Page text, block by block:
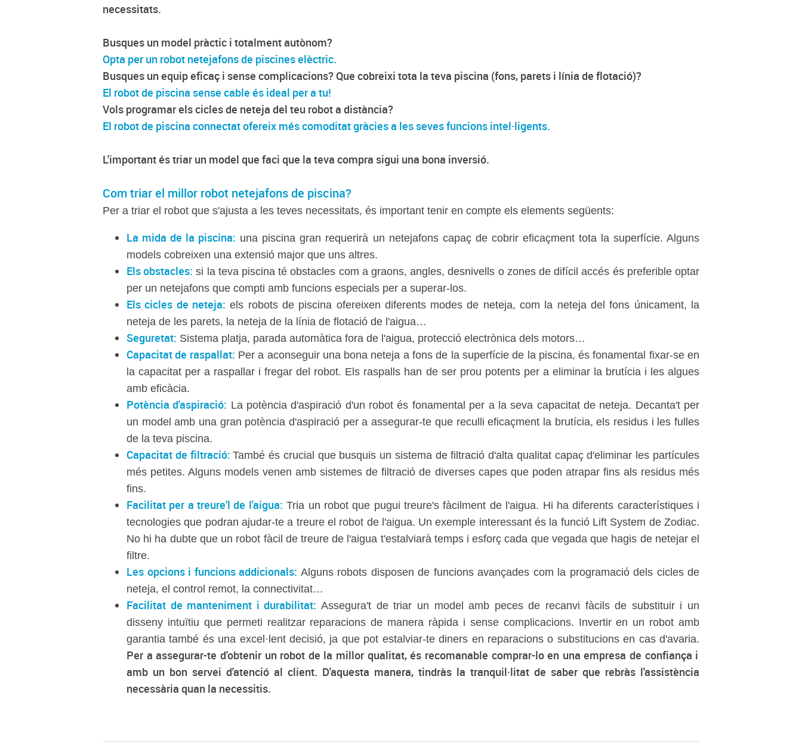
necessitats.
Busques un model pràctic i totalment autònom?
Opta per un robot netejafons de piscines elèctric.
Busques un equip eficaç i sense complicacions? Que cobreixi tota la teva piscina (fons, parets i línia de flotació)?
El robot de piscina sense cable és ideal per a tu!
Vols programar els cicles de neteja del teu robot a distància?
El robot de piscina connectat ofereix més comoditat gràcies a les seves funcions intel·ligents.
L'important és triar un model que faci que la teva compra sigui una bona inversió.
Com triar el millor robot netejafons de piscina?
Per a triar el robot que s'ajusta a les teves necessitats, és important tenir en compte els elements següents:
La mida de la piscina: una piscina gran requerirà un netejafons capaç de cobrir eficaçment tota la superfície. Alguns
models cobreixen una extensió major que uns altres.
Els obstacles: si la teva piscina té obstacles com a graons, angles, desnivells o zones de difícil accés és preferible optar
per un netejafons que compti amb funcions especials per a superar-los.
Els cicles de neteja: els robots de piscina ofereixen diferents modes de neteja, com la neteja del fons únicament, la
neteja de les parets, la neteja de la línia de flotació de l'aigua…
Seguretat: Sistema platja, parada automàtica fora de l'aigua, protecció electrònica dels motors…
Capacitat de raspallat: Per a aconseguir una bona neteja a fons de la superfície de la piscina, és fonamental fixar-se en
la capacitat per a raspallar i fregar del robot. Els raspalls han de ser prou potents per a eliminar la brutícia i les algues
amb eficàcia.
Potència d'aspiració: La potència d'aspiració d'un robot és fonamental per a la seva capacitat de neteja. Decanta't per
un model amb una gran potència d'aspiració per a assegurar-te que reculli eficaçment la brutícia, els residus i les fulles
de la teva piscina.
Capacitat de filtració:També és crucial que busquis un sistema de filtració d'alta qualitat capaç d'eliminar les partícules
més petites. Alguns models venen amb sistemes de filtració de diverses capes que poden atrapar fins als residus més
fins.
Facilitat per a treure'l de l'aigua: Tria un robot que pugui treure's fàcilment de l'aigua. Hi ha diferents característiques i
tecnologies que podran ajudar-te a treure el robot de l'aigua. Un exemple interessant és la funció Lift System de Zodiac.
No hi ha dubte que un robot fàcil de treure de l'aigua t'estalviarà temps i esforç cada que vegada que hagis de netejar el
filtre.
Les opcions i funcions addicionals: Alguns robots disposen de funcions avançades com la programació dels cicles de
neteja, el control remot, la connectivitat…
Facilitat de manteniment i durabilitat: Assegura't de triar un model amb peces de recanvi fàcils de substituir i un
disseny intuïtiu que permeti realitzar reparacions de manera ràpida i sense complicacions. Invertir en un robot amb
garantia també és una excel·lent decisió, ja que pot estalviar-te diners en reparacions o substitucions en cas d'avaria.
Per a assegurar-te d'obtenir un robot de la millor qualitat, és recomanable comprar-lo en una empresa de confiança i
amb un bon servei d'atenció al client. D'aquesta manera, tindràs la tranquil·litat de saber que rebràs l'assistència
necessària quan la necessitis.